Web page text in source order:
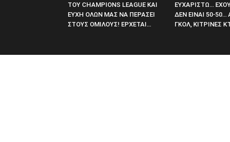
ΤΟΥ CHAMPIONS LEAGUE ΚΑΙ
ΕΥΧΗ ΟΛΩΝ ΜΑΣ ΝΑ ΠΕΡΑΣΕΙ
ΣΤΟΥΣ ΟΜΙΛΟΥΣ! ΕΡΧΕΤΑΙ…
ΕΥΧΑΡΙΣΤΩ…
ΔΕΝ ΕΙΝΑΙ 50-
ΓΚΟΛ, ΚΙΤΡΙΝΕΣ